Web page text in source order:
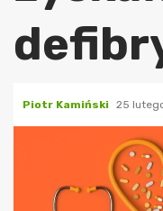
Piotr Kamiński 25